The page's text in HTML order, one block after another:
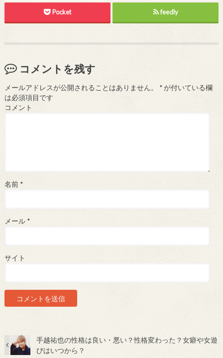
Pocket feedly
コメントを残す
メールアドレスが公開されることはありません。 *が付いている欄
は必須項目です
コメント
名前 *
メール *
サイト
手越祐也の性格は良い・悪い？性格変わった？女癖や女遊
びはいつから？